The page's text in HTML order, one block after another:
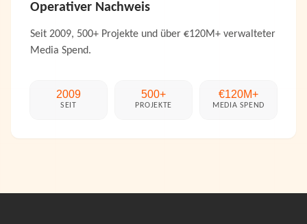
Operativer Nachweis
Seit 2009, 500+ Projekte und über €120M+ verwalteter
Media Spend.
2009
SEIT
500+
PROJEKTE
€120M+
MEDIA SPEND